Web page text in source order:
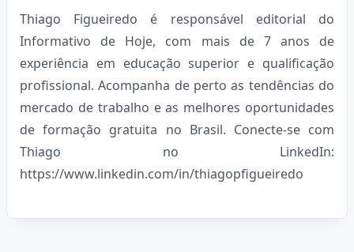
Thiago Figueiredo é responsável editorial do
Informativo de Hoje, com mais de 7 anos de
experiência em educação superior e qualificação
profissional. Acompanha de perto as tendências do
mercado de trabalho e as melhores oportunidades
de formação gratuita no Brasil. Conecte-se com
Thiago no LinkedIn:
https://www.linkedin.com/in/thiagopfigueiredo